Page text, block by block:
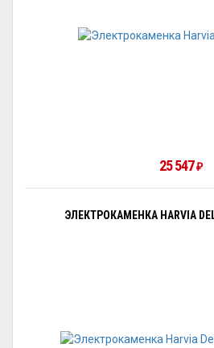
25 547 ₽
ЭЛЕКТРОКАМЕНКА HARVIA